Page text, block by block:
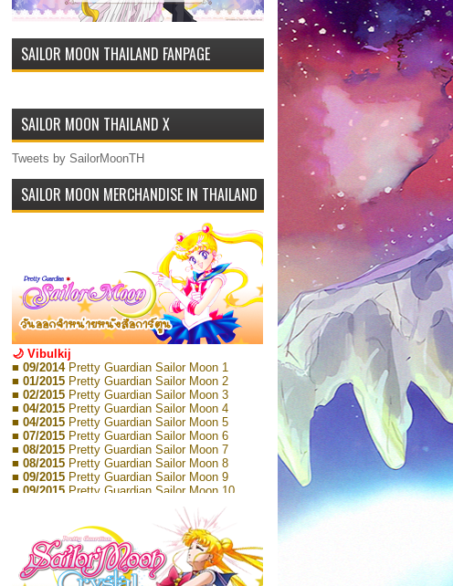
SAILOR MOON THAILAND FANPAGE
SAILOR MOON THAILAND X
Tweets by SailorMoonTH
SAILOR MOON MERCHANDISE IN THAILAND
🌙 Vibulkij
■ 09/2014 Pretty Guardian Sailor Moon 1
■ 01/2015 Pretty Guardian Sailor Moon 2
■ 02/2015 Pretty Guardian Sailor Moon 3
■ 04/2015 Pretty Guardian Sailor Moon 4
■ 04/2015 Pretty Guardian Sailor Moon 5
■ 07/2015 Pretty Guardian Sailor Moon 6
■ 08/2015 Pretty Guardian Sailor Moon 7
■ 08/2015 Pretty Guardian Sailor Moon 8
■ 09/2015 Pretty Guardian Sailor Moon 9
■ 09/2015 Pretty Guardian Sailor Moon 10
Pretty Guardian Sailor Moon 11
Pretty Guardian Sailor Moon 12
Pretty Guardian Sailor Moon Short
Stories 1
■ 09/2018Pretty Guardian Sailor Moon Short
Stories 2